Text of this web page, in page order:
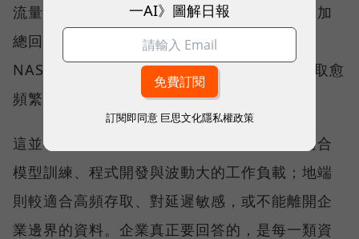
流量收費；當企業把一年、兩年、三年的費用加
總回推，可能會發現，購買一台同等容量的
NAS，還能使用 7-10 年。資料規模愈大、存取愈
頻繁，總持有成本的差距就愈值得評估。
這並不代表雲端與地端只能二選一。雲端仍適合
模型訓練、程式開發與波動大的工作負載；地端
則較適合高頻存取、對延遲敏感，或不能離開企
業邊界的資料。企業真正要回答的，是每一類資
一AI》圖解日報
訂閱即同意 巨思文化隱私權政策